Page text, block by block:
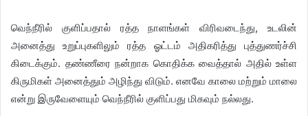
வெந்நீரில் குளிப்பதால் ரத்த நாளங்கள் விரிவடைந்து, உடலின்
அனைத்து உறுப்புகளிலும் ரத்த ஓட்டம் அதிகரித்து புத்துணர்ச்சி
கிடைக்கும். தண்ணீரை நன்றாக கொதிக்க வைத்தால் அதில் உள்ள
கிருமிகள் அனைத்தும் அழிந்து விடும். எனவே காலை மற்றும் மாலை
என்று இருவேளையும் வெந்நீரில் குளிப்பது மிகவும் நல்லது.